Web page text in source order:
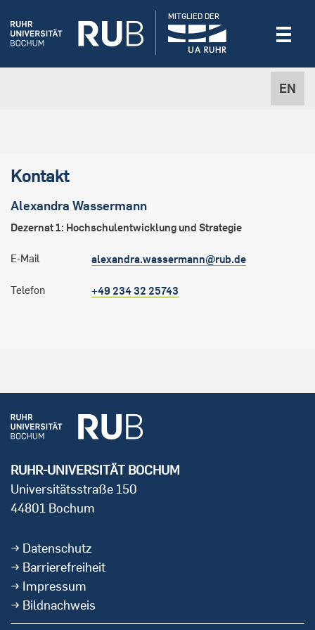
EN
MITGLIED DER
Kontakt
Alexandra Wassermann
Dezernat 1: Hochschulentwicklung und Strategie
E-Mail alexandra.wassermann@rub.de
Telefon +49 234 32 25743
RUHR-UNIVERSITÄT BOCHUM
Universitätsstraße 150
44801 Bochum
Datenschutz
Barrierefreiheit
Impressum
Bildnachweis